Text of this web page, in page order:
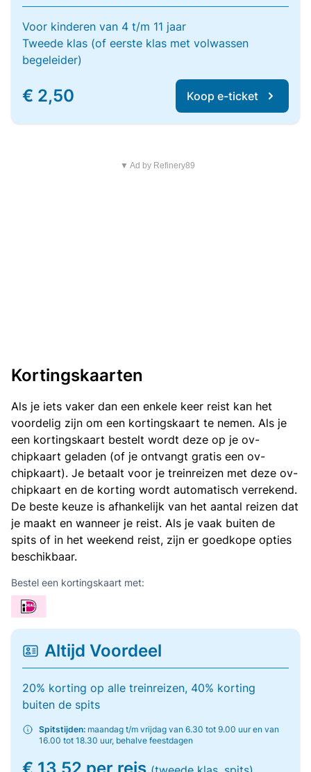
Voor kinderen van 4 t/m 11 jaar
Tweede klas (of eerste klas met volwassen
begeleider)
€ 2,50 Koop e-ticket
▼ Ad by Refinery89
Kortingskaarten
Als je iets vaker dan een enkele keer reist kan het
voordelig zijn om een kortingskaart te nemen. Als je
een kortingskaart bestelt wordt deze op je ov-
chipkaart geladen (of je ontvangt gratis een ov-
chipkaart). Je betaalt voor je treinreizen met deze ov-
chipkaart en de korting wordt automatisch verrekend.
De beste keuze is afhankelijk van het aantal reizen dat
je maakt en wanneer je reist. Als je vaak buiten de
spits of in het weekend reist, zijn er goedkope opties
beschikbaar.
Bestel een kortingskaart met:
Altijd Voordeel
20% korting op alle treinreizen, 40% korting
buiten de spits
Spitstijden: maandag t/m vrijdag van 6.30 tot 9.00 uur en van
16.00 tot 18.30 uur, behalve feestdagen